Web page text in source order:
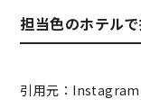
担当色のホテルで
引用元：